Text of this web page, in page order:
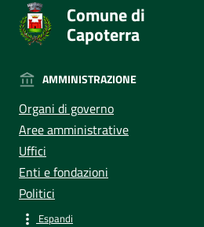
Comune di
Capoterra
AMMINISTRAZIONE
Organi di governo
Aree amministrative
Uffici
Enti e fondazioni
Politici
Espandi